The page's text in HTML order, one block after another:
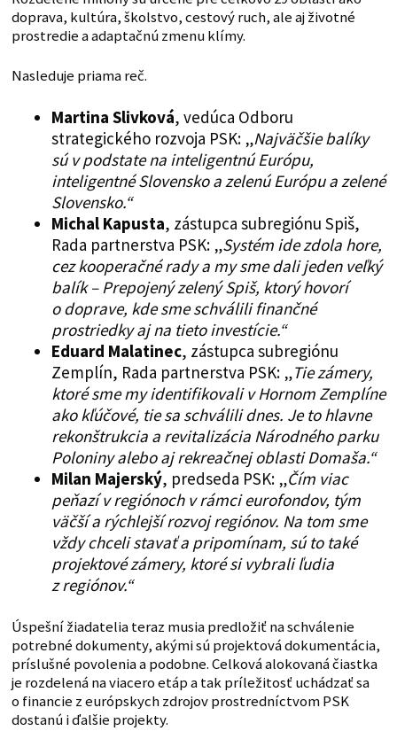
doprava, kultúra, školstvo, cestový ruch, ale aj životné
prostredie a adaptačnú zmenu klímy.
Nasleduje priama reč.
Martina Slivková, vedúca Odboru
strategického rozvoja PSK: „Najväčšie balíky
sú v podstate na inteligentnú Európu,
inteligentné Slovensko a zelenú Európu a zelené
Slovensko.“
Michal Kapusta, zástupca subregiónu Spiš,
Rada partnerstva PSK: „Systém ide zdola hore,
cez kooperačné rady a my sme dali jeden veľký
balík – Prepojený zelený Spiš, ktorý hovorí
o doprave, kde sme schválili finančné
prostriedky aj na tieto investície.“
Eduard Malatinec, zástupca subregiónu
Zemplín, Rada partnerstva PSK: „Tie zámery,
ktoré sme my identifikovali v Hornom Zemplíne
ako kľúčové, tie sa schválili dnes. Je to hlavne
rekonštrukcia a revitalizácia Národného parku
Poloniny alebo aj rekreačnej oblasti Domaša.“
Milan Majerský, predseda PSK: „Čím viac
peňazí v regiónoch v rámci eurofondov, tým
väčší a rýchlejší rozvoj regiónov. Na tom sme
vždy chceli stavať a pripomínam, sú to také
projektové zámery, ktoré si vybrali ľudia
z regiónov.“
Úspešní žiadatelia teraz musia predložiť na schválenie
potrebné dokumenty, akými sú projektová dokumentácia,
príslušné povolenia a podobne. Celková alokovaná čiastka
je rozdelená na viacero etáp a tak príležitosť uchádzať sa
o financie z európskych zdrojov prostredníctvom PSK
dostanú i ďalšie projekty.